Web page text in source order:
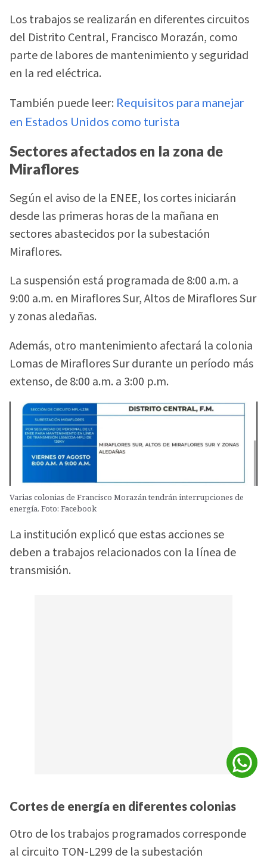
Los trabajos se realizarán en diferentes circuitos
del Distrito Central, Francisco Morazán, como
parte de labores de mantenimiento y seguridad
en la red eléctrica.
También puede leer: Requisitos para manejar
en Estados Unidos como turista
Sectores afectados en la zona de
Miraflores
Según el aviso de la ENEE, los cortes iniciarán
desde las primeras horas de la mañana en
sectores abastecidos por la subestación
Miraflores.
La suspensión está programada de 8:00 a.m. a
9:00 a.m. en Miraflores Sur, Altos de Miraflores Sur
y zonas aledañas.
Además, otro mantenimiento afectará la colonia
Lomas de Miraflores Sur durante un período más
extenso, de 8:00 a.m. a 3:00 p.m.
Varias colonias de Francisco Morazán tendrán interrupciones de
energía. Foto: Facebook
La institución explicó que estas acciones se
deben a trabajos relacionados con la línea de
transmisión.
Cortes de energía en diferentes colonias
Otro de los trabajos programados corresponde
al circuito TON-L299 de la subestación